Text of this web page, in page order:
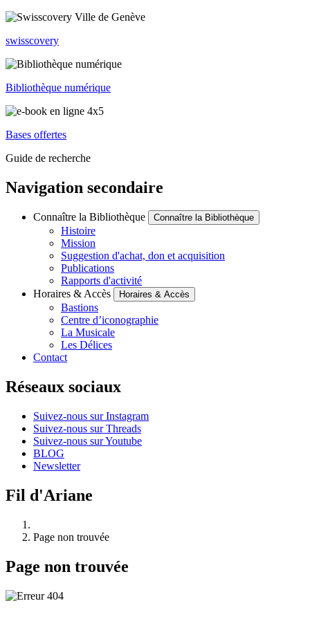
swisscovery
Bibliothèque numérique
Bases offertes
Guide de recherche
Navigation secondaire
Connaître la Bibliothèque Connaître la Bibliothèque
Histoire
Mission
Suggestion d'achat, don et acquisition
Publications
Rapports d'activité
Horaires & Accès
Horaires & Accès
Bastions
Centre d’iconographie
La Musicale
Les Délices
Contact
Réseaux sociaux
Suivez-nous sur Instagram
Suivez-nous sur Threads
Suivez-nous sur Youtube
BLOG
Newsletter
Fil d'Ariane
Page non trouvée
Page non trouvée